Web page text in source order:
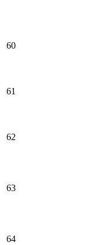
60
61
62
63
64